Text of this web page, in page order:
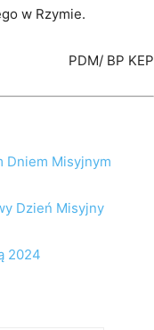
w Rzymie.
PDM/ BP KEP
Dniem Misyjnym
Dzień Misyjny
2024